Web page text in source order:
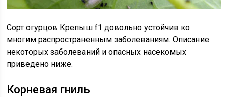
Сорт огурцов Крепыш f1 довольно устойчив ко
многим распространенным заболеваниям. Описание
некоторых заболеваний и опасных насекомых
приведено ниже.
Корневая гниль